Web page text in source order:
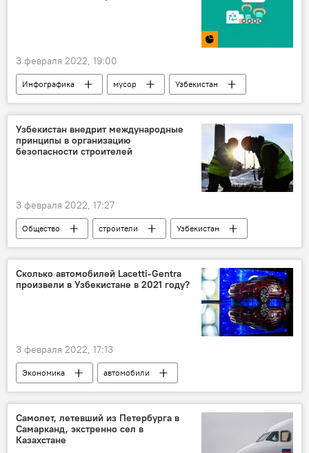
3 февраля 2022, 19:00
Инфографика мусор Узбекистан
Узбекистан внедрит международные
принципы в организацию
безопасности строителей
3 февраля 2022, 17:27
Общество строители Узбекистан
Сколько автомобилей Lacetti-Gentra
произвели в Узбекистане в 2021 году?
3 февраля 2022, 17:13
Экономика
автомобили
Узбекистан
статистика
Госкомстат
Самолет, летевший из Петербурга в
Самарканд, экстренно сел в
Казахстане